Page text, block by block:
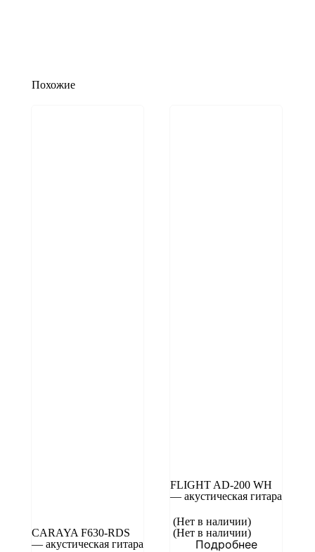
Похожие
CARAYA F630-RDS
— акустическая гитара
FLIGHT AD-200 WH
— акустическая гитара
(Нет в наличии)
(Нет в наличии)
Подробнее